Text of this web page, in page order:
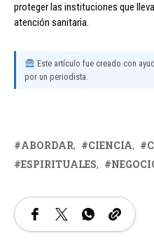
proteger las instituciones que
atención sanitaria.
Este artículo fue creado con
por un periodista.
ABORDAR CIENCIA
ESPIRITUALES